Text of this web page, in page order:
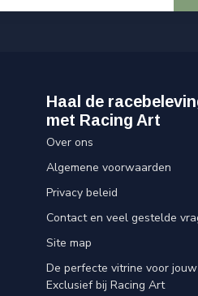
Haal de
met Racing Art
Over ons
Algemene voorwaarden
Privacy beleid
Contact en veel gestelde
Site map
De perfecte vitrine voor
Exclusief bij Racing Art